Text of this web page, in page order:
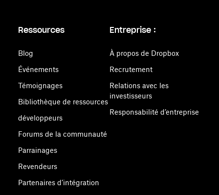
Ressources
Blog
Événements
Témoignages
Bibliothèque de ressources
développeurs
Forums de la communauté
Parrainages
Revendeurs
Partenaires d’intégration
Entreprise :
À propos de Dropbox
Recrutement
Relations avec les
investisseurs
Responsabilité d’entreprise